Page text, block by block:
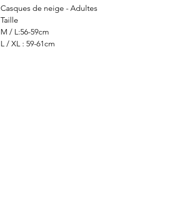
Casques de neige - Adultes
Taille
M / L:56-59cm
L / XL : 59-61cm